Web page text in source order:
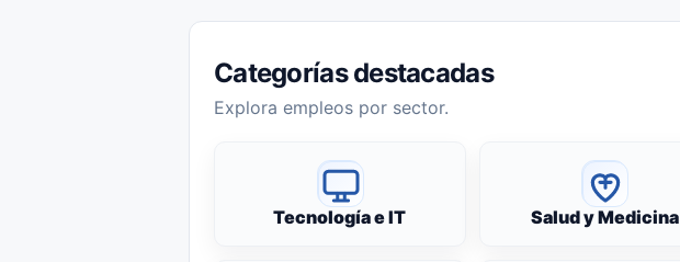
Categorías destacadas
Explora empleos por sector.
Tecnología e IT Salud y Medicina